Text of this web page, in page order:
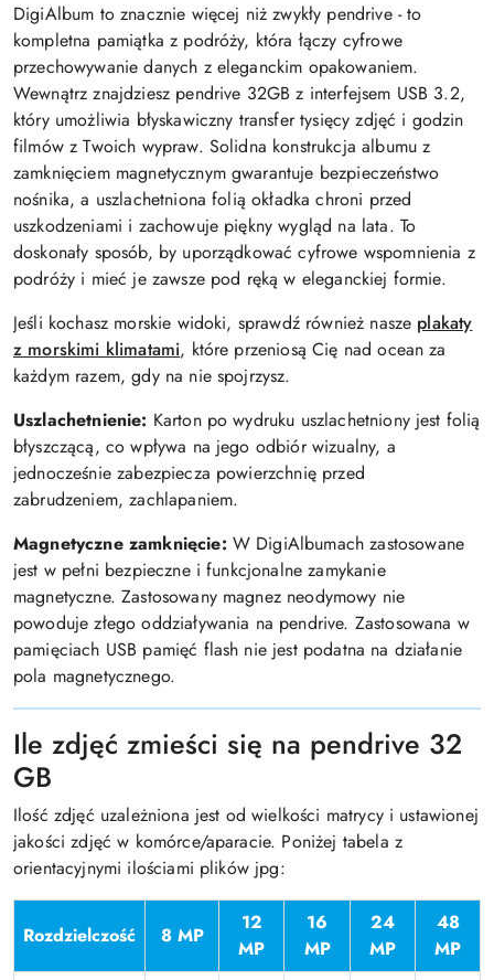
DigiAlbum to znacznie więcej niż zwykły pendrive - to
kompletna pamiątka z podróży, która łączy cyfrowe
przechowywanie danych z eleganckim opakowaniem.
Wewnątrz znajdziesz pendrive 32GB z interfejsem USB 3.2,
który umożliwia błyskawiczny transfer tysięcy zdjęć i godzin
filmów z Twoich wypraw. Solidna konstrukcja albumu z
zamknięciem magnetycznym gwarantuje bezpieczeństwo
nośnika, a uszlachetniona folią okładka chroni przed
uszkodzeniami i zachowuje piękny wygląd na lata. To
doskonały sposób, by uporządkować cyfrowe wspomnienia z
podróży i mieć je zawsze pod ręką w eleganckiej formie.
Jeśli kochasz morskie widoki, sprawdź również nasze plakaty
z morskimi klimatami, które przeniosą Cię nad ocean za
każdym razem, gdy na nie spojrzysz.
Uszlachetnienie: Karton po wydruku uszlachetniony jest folią
błyszczącą, co wpływa na jego odbiór wizualny, a
jednocześnie zabezpiecza powierzchnię przed
zabrudzeniem, zachlapaniem.
Magnetyczne zamknięcie: W DigiAlbumach zastosowane
jest w pełni bezpieczne i funkcjonalne zamykanie
magnetyczne. Zastosowany magnez neodymowy nie
powoduje złego oddziaływania na pendrive. Zastosowana w
pamięciach USB pamięć flash nie jest podatna na działanie
pola magnetycznego.
Ile zdjęć zmieści się na pendrive 32
GB
Ilość zdjęć uzależniona jest od wielkości matrycy i ustawionej
jakości zdjęć w komórce/aparacie. Poniżej tabela z
orientacyjnymi ilościami plików jpg:
Rozdzielczość 8 MP
12
MP
16
MP
24
MP
48
MP